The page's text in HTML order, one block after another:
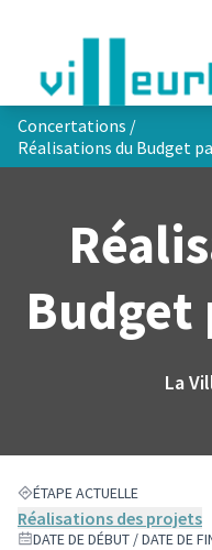
Concertations /
Réalisations du Budget
La
ÉTAPE ACTUELLE
Réalisations des projets
DATE DE DÉBUT / DATE DE